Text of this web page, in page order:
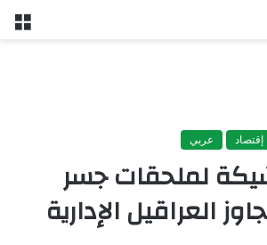
إقتصاد عربي
لملحقات جسر
العراقيل الإدارية